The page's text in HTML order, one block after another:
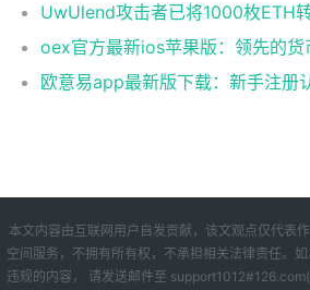
oex官方最新ios苹果版：领先的货
本文内容由互联网用户自发贡献，该文观点仅代表
空间服务，不拥有所有权，不承担相关法律责任。
违规的内容， 请发送邮件至